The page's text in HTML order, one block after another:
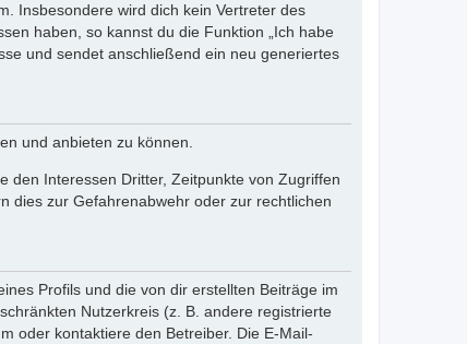
Insbesondere wird dich kein Vertreter des
haben, so kannst du die Funktion „Ich habe
und sendet anschließend ein neu generiertes
und anbieten zu können.
den Interessen Dritter, Zeitpunkte von Zugriffen
dies zur Gefahrenabwehr oder zur rechtlichen
Profils und die von dir erstellten Beiträge im
Nutzerkreis (z. B. andere registrierte
oder kontaktiere den Betreiber. Die E-Mail-